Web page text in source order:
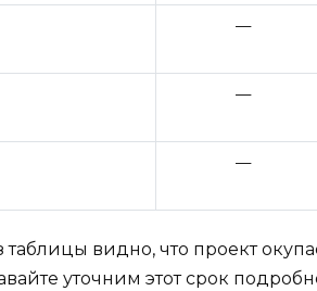
—
—
—
таблицы видно, что проект
уточним этот срок